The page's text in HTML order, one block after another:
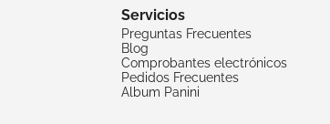
Servicios
Preguntas Frecuentes
Blog
Comprobantes electrónicos
Pedidos Frecuentes
Album Panini